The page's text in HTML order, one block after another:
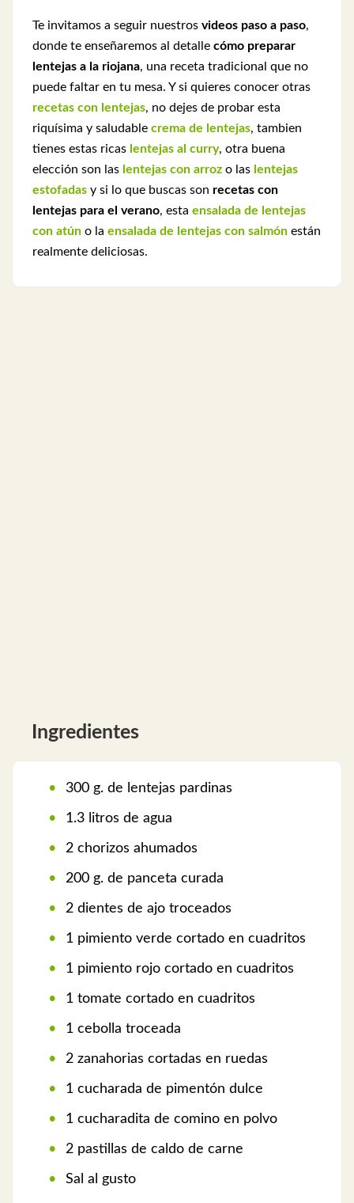
Te invitamos a seguir nuestros videos paso a paso,
donde te enseñaremos al detalle cómo preparar
lentejas a la riojana, una receta tradicional que no
puede faltar en tu mesa. Y si quieres conocer otras
recetas con lentejas, no dejes de probar esta
riquísima y saludable crema de lentejas, tambien
tienes estas ricas lentejas al curry, otra buena
elección son las lentejas con arroz o las lentejas
estofadas y si lo que buscas son recetas con
lentejas para el verano, esta ensalada de lentejas
con atún o la ensalada de lentejas con salmón están
realmente deliciosas.
Ingredientes
300 g. de lentejas pardinas
1.3 litros de agua
2 chorizos ahumados
200 g. de panceta curada
2 dientes de ajo troceados
1 pimiento verde cortado en cuadritos
1 pimiento rojo cortado en cuadritos
1 tomate cortado en cuadritos
1 cebolla troceada
2 zanahorias cortadas en ruedas
1 cucharada de pimentón dulce
1 cucharadita de comino en polvo
2 pastillas de caldo de carne
Sal al gusto